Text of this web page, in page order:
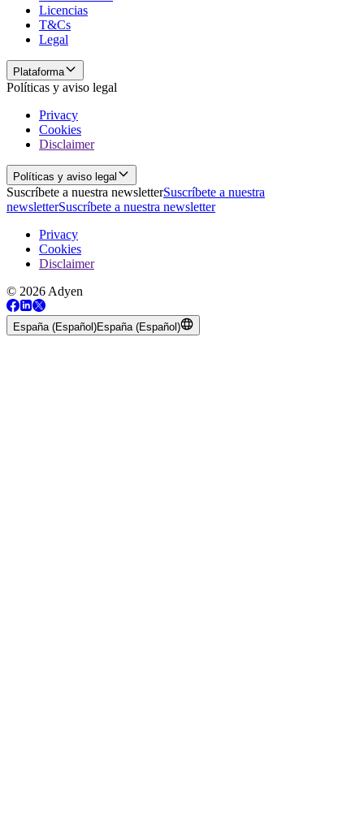
Licencias
T&Cs
Legal
Plataforma
Políticas y aviso legal
Privacy
Cookies
Disclaimer
Políticas y aviso legal
Suscríbete a nuestra newsletterSuscríbete a nuestra
newsletterSuscríbete a nuestra newsletter
Privacy
Cookies
Disclaimer
© 2026 Adyen
España (Español)España (Español)